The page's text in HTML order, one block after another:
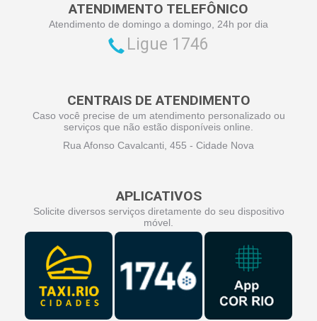
ATENDIMENTO TELEFÔNICO
Atendimento de domingo a domingo, 24h por dia
Ligue 1746
CENTRAIS DE ATENDIMENTO
Caso você precise de um atendimento personalizado ou
serviços que não estão disponíveis online.
Rua Afonso Cavalcanti, 455 - Cidade Nova
APLICATIVOS
Solicite diversos serviços diretamente do seu dispositivo
móvel.